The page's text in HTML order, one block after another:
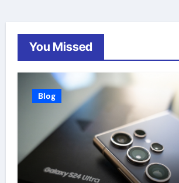
You Missed
Blog